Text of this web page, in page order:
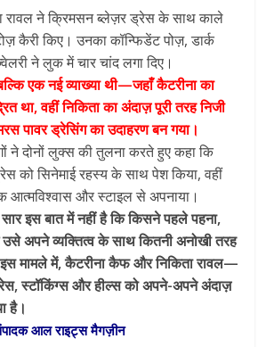
रावल ने क्रिमसन ब्लेज़र ड्रेस के साथ काले
कैरी किए। उनका कॉन्फिडेंट पोज़, डार्क
ने लुक में चार चांद लगा दिए।
एक नई व्याख्या थी—जहाँ कैटरीना का
था, वहीं निकिता का अंदाज़ पूरी तरह निजी
पावर ड्रेसिंग का उदाहरण बन गया।
ने दोनों लुक्स की तुलना करते हुए कहा कि
को सिनेमाई रहस्य के साथ पेश किया, वहीं
आत्मविश्वास और स्टाइल से अपनाया।
इस बात में नहीं है कि किसने पहले पहना,
अपने व्यक्तित्व के साथ कितनी अनोखी तरह
मामले में, कैटरीना कैफ और निकिता रावल—
स्टॉकिंग्स और हील्स को अपने-अपने अंदाज़
है।
आल राइट्स मैगज़ीन